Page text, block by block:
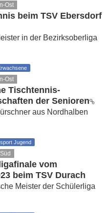
Ost
beim TSV Ebersdorf
in der Bezirksoberliga
Ost
Tischtennis-
der Senioren
aus Nordhalben
Jugend
vom
beim TSV Durach
Meister der Schülerliga